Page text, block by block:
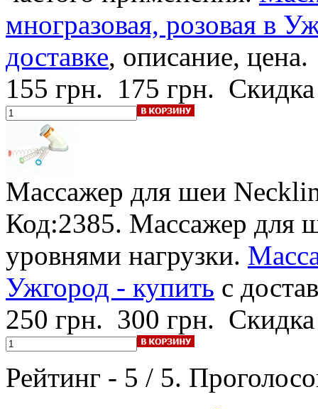
многразовая, розовая в
доставке, описание, цена.
155 грн. 175 грн.
Массажер для шеи
Код:2385. Массажер для
уровнями нагрузки.
Ужгород - купить с
250 грн. 300 грн.
Рейтинг - 5 / 5.